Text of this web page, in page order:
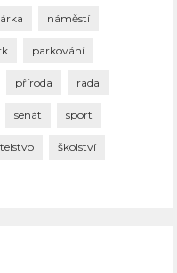
náměstí
parkování
příroda rada
senát sport
školství